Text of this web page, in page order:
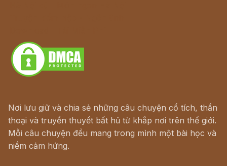
Nơi lưu giữ và chia sẻ những câu chuyện cổ tích, thần
thoại và truyền thuyết bất hủ từ khắp nơi trên thế giới.
Mỗi câu chuyện đều mang trong mình một bài học và
niềm cảm hứng.